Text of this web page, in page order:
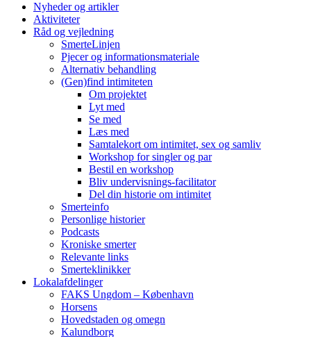
Nyheder og artikler
Aktiviteter
Råd og vejledning
SmerteLinjen
Pjecer og informationsmateriale
Alternativ behandling
(Gen)find intimiteten
Om projektet
Lyt med
Se med
Læs med
Samtalekort om intimitet, sex og samliv
Workshop for singler og par
Bestil en workshop
Bliv undervisnings-facilitator
Del din historie om intimitet
Smerteinfo
Personlige historier
Podcasts
Kroniske smerter
Relevante links
Smerteklinikker
Lokalafdelinger
FAKS Ungdom – København
Horsens
Hovedstaden og omegn
Kalundborg